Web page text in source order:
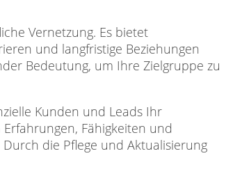
Vernetzung. Es bietet
und langfristige Beziehungen
Bedeutung, um Ihre Zielgruppe zu
Kunden und Leads Ihr
Fähigkeiten und
die Pflege und Aktualisierung